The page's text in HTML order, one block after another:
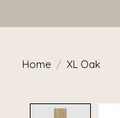
Home / XL Oak